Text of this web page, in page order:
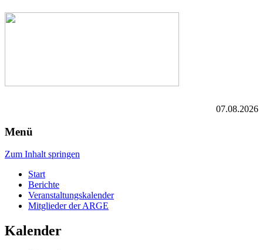
07.08.2026
Menü
Zum Inhalt springen
Start
Berichte
Veranstaltungskalender
Mitglieder der ARGE
Kalender